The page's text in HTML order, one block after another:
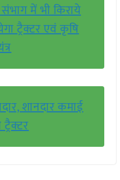
में भी किराये
ट्रैक्टर एवं कृषि
शानदार कमाई